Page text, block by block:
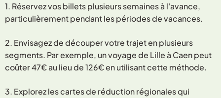
1. Réservez vos billets plusieurs semaines à l'avance,
particulièrement pendant les périodes de vacances.
2. Envisagez de découper votre trajet en plusieurs
segments. Par exemple, un voyage de Lille à Caen peut
coûter 47€ au lieu de 126€ en utilisant cette méthode.
3. Explorez les cartes de réduction régionales qui